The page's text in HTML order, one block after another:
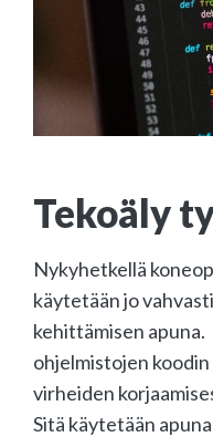
Tekoäly
Nykyhetkellä
käytetään jo
kehittämisen
ohjelmistojen
virheiden
Sitä käytetään